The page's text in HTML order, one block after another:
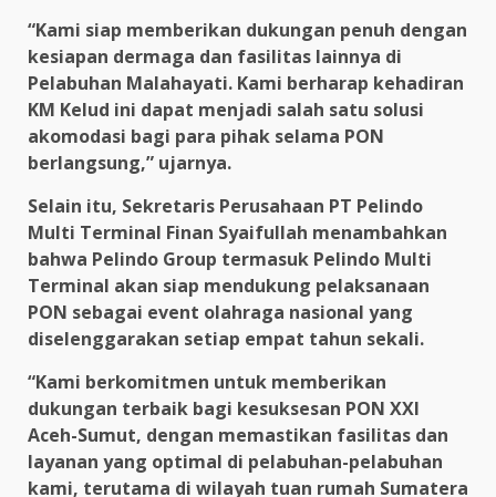
“Kami siap memberikan dukungan penuh dengan
kesiapan dermaga dan fasilitas lainnya di
Pelabuhan Malahayati. Kami berharap kehadiran
KM Kelud ini dapat menjadi salah satu solusi
akomodasi bagi para pihak selama PON
berlangsung,” ujarnya.
Selain itu, Sekretaris Perusahaan PT Pelindo
Multi Terminal Finan Syaifullah menambahkan
bahwa Pelindo Group termasuk Pelindo Multi
Terminal akan siap mendukung pelaksanaan
PON sebagai event olahraga nasional yang
diselenggarakan setiap empat tahun sekali.
“Kami berkomitmen untuk memberikan
dukungan terbaik bagi kesuksesan PON XXI
Aceh-Sumut, dengan memastikan fasilitas dan
layanan yang optimal di pelabuhan-pelabuhan
kami, terutama di wilayah tuan rumah Sumatera